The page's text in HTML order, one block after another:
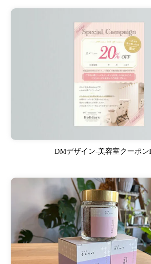
DMデザイン-美容室クーポン